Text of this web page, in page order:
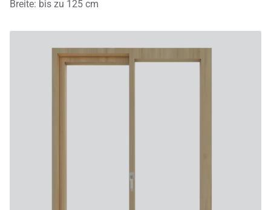
Breite: bis zu 125 cm